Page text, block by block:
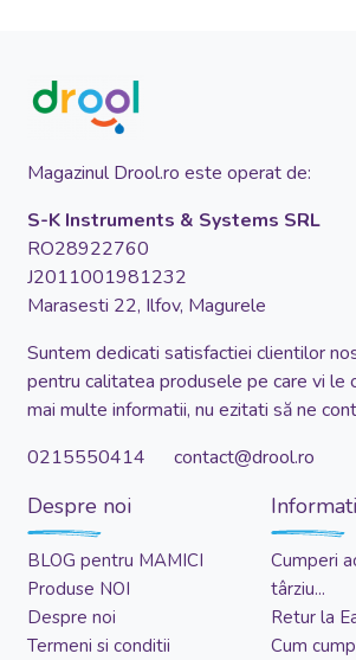
Magazinul Drool.ro este operat de:
S-K Instruments & Systems SRL
RO28922760
J2011001981232
Marasesti 22, Ilfov, Magurele
Suntem dedicati satisfactiei clientilor
pentru calitatea produsele pe care vi le
mai multe informatii, nu ezitati să ne
0215550414 contact@drool.ro
Despre noi
BLOG pentru MAMICI
Produse NOI
Despre noi
Termeni si conditii
Cumperi
târziu...
Retur la
Cum